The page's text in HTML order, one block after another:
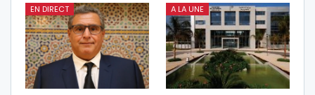
EN DIRECT A LA UNE